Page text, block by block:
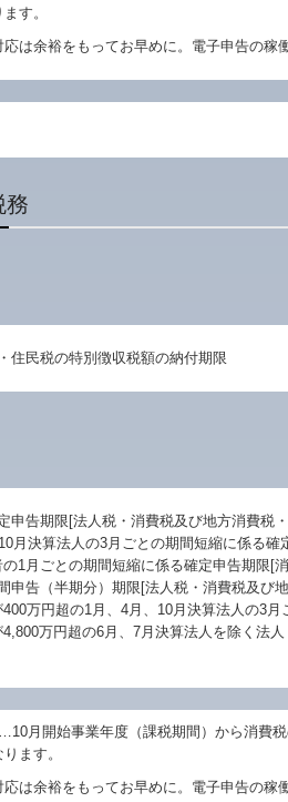
す。
は余裕をもってお早めに。電子申告の稼
務
住民税の特別徴収税額の納付期限
申告期限[法人税・消費税及び地方消費税
月決算法人の3月ごとの期間短縮に係る
1月ごとの期間短縮に係る確定申告期限[
申告（半期分）期限[法人税・消費税及び
万円超の1月、4月、10月決算法人の3
万円超の6月、7月決算法人を除く法
…10月開始事業年度（課税期間）から消費
ます。
は余裕をもってお早めに。電子申告の稼